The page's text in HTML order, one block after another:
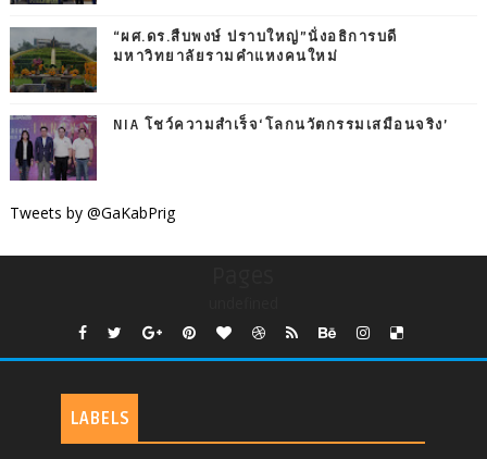
“ผศ.ดร.สืบพงษ์ ปราบใหญ่”นั่งอธิการบดี
มหาวิทยาลัยรามคำแหงคนใหม่
NIA โชว์ความสำเร็จ‘โลกนวัตกรรมเสมือนจริง’
Tweets by @GaKabPrig
LABELS